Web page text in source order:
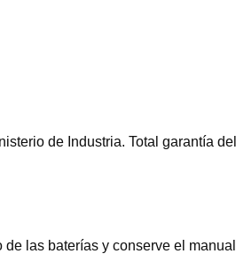
de Industria. Total garantía
las baterías y conserve el